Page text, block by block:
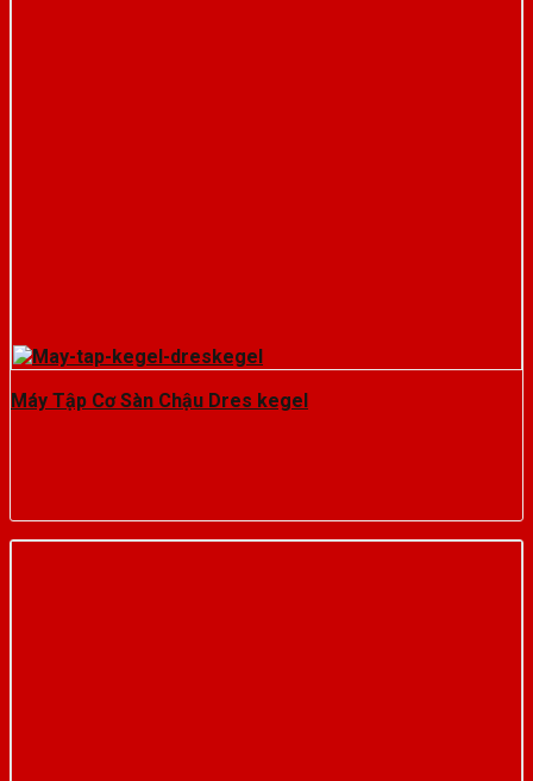
Máy Tập Cơ Sàn Chậu Dres kegel